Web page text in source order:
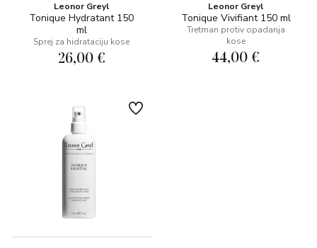
Leonor Greyl
Tonique Hydratant 150
ml
Sprej za hidrataciju kose
26,00 €
Leonor Greyl
Tonique Vivifiant 150 ml
Tretman protiv opadanja
kose
44,00 €